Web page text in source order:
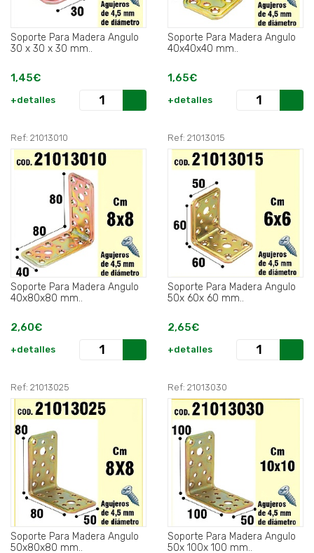
Soporte Para Madera Angulo
30 x 30 x 30 mm..
1,45€
+detalles
Soporte Para Madera Angulo
40x40x40 mm..
1,65€
+detalles
Ref: 21013010
Soporte Para Madera Angulo
40x80x80 mm..
2,60€
+detalles
Ref: 21013015
Soporte Para Madera Angulo
50x 60x 60 mm..
2,65€
+detalles
Ref: 21013025
Soporte Para Madera Angulo
50x80x80 mm..
Ref: 21013030
Soporte Para Madera Angulo
50x 100x 100 mm..